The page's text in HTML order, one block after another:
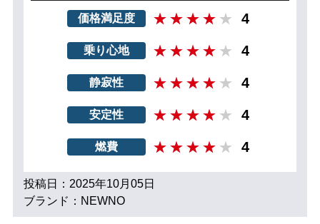
価格満足度 4
乗り心地 4
静寂性 4
安定性 4
燃費 4
投稿日：2025年10月05日
ブランド：NEWNO